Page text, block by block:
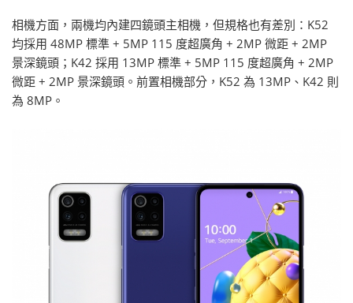
相機方面，兩機均內建四鏡頭主相機，但規格也有差別：K52
均採用 48MP 標準 + 5MP 115 度超廣角 + 2MP 微距 + 2MP
景深鏡頭；K42 採用 13MP 標準 + 5MP 115 度超廣角 + 2MP
微距 + 2MP 景深鏡頭。前置相機部分，K52 為 13MP、K42 則
為 8MP。